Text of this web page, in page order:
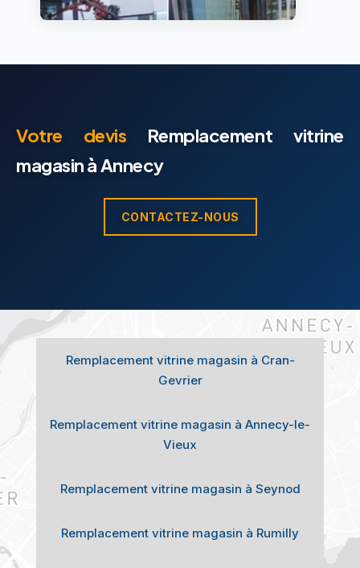
Votre devis Remplacement vitrine
magasin à Annecy
CONTACTEZ-NOUS
Remplacement vitrine magasin à Cran-
Gevrier
Remplacement vitrine magasin à Annecy-le-
Vieux
Remplacement vitrine magasin à Seynod
Remplacement vitrine magasin à Rumilly